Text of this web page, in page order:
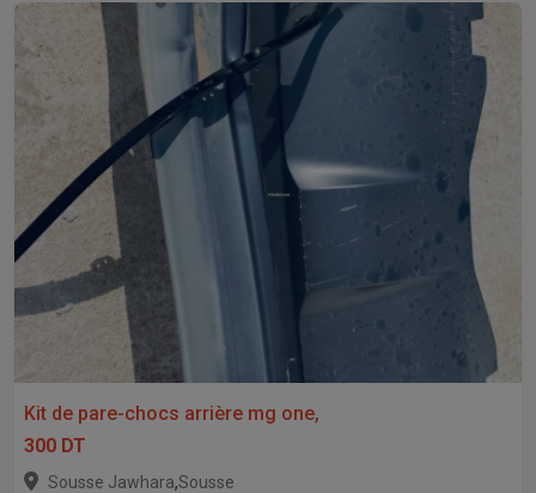
Kit de pare-chocs arrière mg one,
300 DT
Sousse Jawhara,Sousse